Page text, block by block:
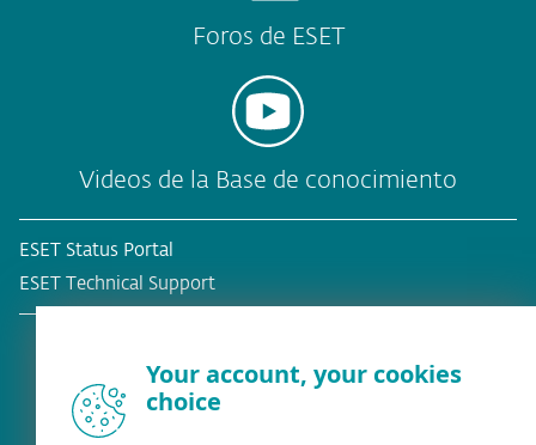
Foros de ESET
Videos de la Base de conocimiento
ESET Status Portal
ESET Technical Support
Your account, your cookies
choice